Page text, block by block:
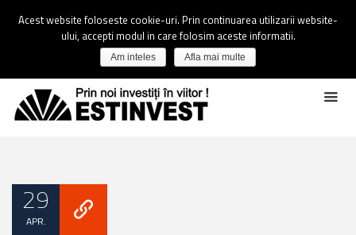
29
APR.
Acest website foloseste cookie-uri. Prin continuarea utilizarii website-
ului, accepti modul in care folosim aceste informatii.
Am inteles Afla mai multe